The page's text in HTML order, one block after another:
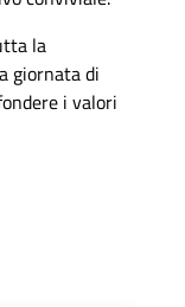
la
giornata di
i valori